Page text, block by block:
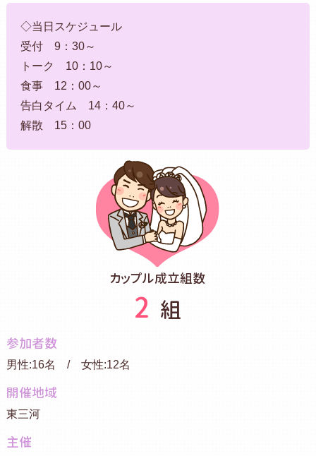
◇当日スケジュール
受付 9：30～
トーク 10：10～
食事 12：00～
告白タイム 14：40～
解散 15：00
カップル成立組数
2 組
参加者数
男性:16名 / 女性:12名
開催地域
東三河
主催